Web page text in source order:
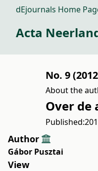
dEjournals Home
Acta
No. 9
About the
Over de
Published:
Author
Gábor Pusztai
View